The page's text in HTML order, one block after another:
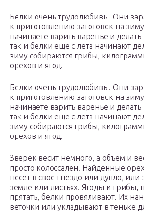
Белки очень трудолюбивы. Они
к приготовлению заготовок на
начинаете варить варенье и делать
так и белки еще с лета начинают
зиму собираются грибы,
орехов и ягод.
Белки очень трудолюбивы. Они
к приготовлению заготовок на
начинаете варить варенье и делать
так и белки еще с лета начинают
зиму собираются грибы,
орехов и ягод.
Зверек весит немного, а объем и
просто колоссален. Найденные
несет в свое гнездо или дупло, или
земле или листьях. Ягоды и грибы,
прятать, белки провяливают. Их
веточки или укладывают в теньке